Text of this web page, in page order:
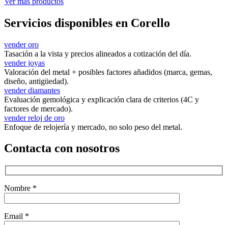
Servicios disponibles en Corello
vender oro
Tasación a la vista y precios alineados a cotización del día.
vender joyas
Valoración del metal + posibles factores añadidos (marca, gemas,
diseño, antigüedad).
vender diamantes
Evaluación gemológica y explicación clara de criterios (4C y
factores de mercado).
vender reloj de oro
Enfoque de relojería y mercado, no solo peso del metal.
Contacta con nosotros
Nombre *
Email *